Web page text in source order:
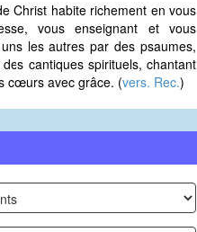
Christ habite richement en vous
vous enseignant et vous
les autres par des psaumes,
cantiques spirituels, chantant
cœurs avec grâce. (vers. Rec.)